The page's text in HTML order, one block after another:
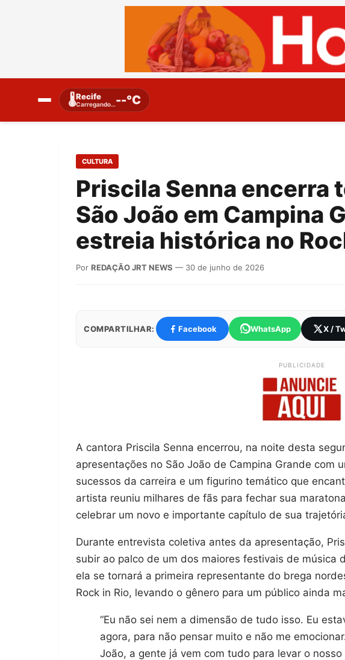
🌡️Recife
Carregando…--°C
CULTURA
Priscila Senna encerra
São João em Campina
estreia histórica no
Por REDAÇÃO JRT NEWS — 30 de junho de 2026
COMPARTILHAR: Facebook WhatsApp X /
PUBLICIDADE
A cantora Priscila Senna encerrou, na noite desta
apresentações no São João de Campina Grande com
sucessos da carreira e um figurino temático que
artista reuniu milhares de fãs para fechar sua
celebrar um novo e importante capítulo de sua
Durante entrevista coletiva antes da apresentação,
subir ao palco de um dos maiores festivais de música
ela se tornará a primeira representante do brega
Rock in Rio, levando o gênero para um público ainda
“Eu não sei nem a dimensão de tudo isso. Eu
agora, para não pensar muito e não me
João, a gente já vem com tudo para levar o